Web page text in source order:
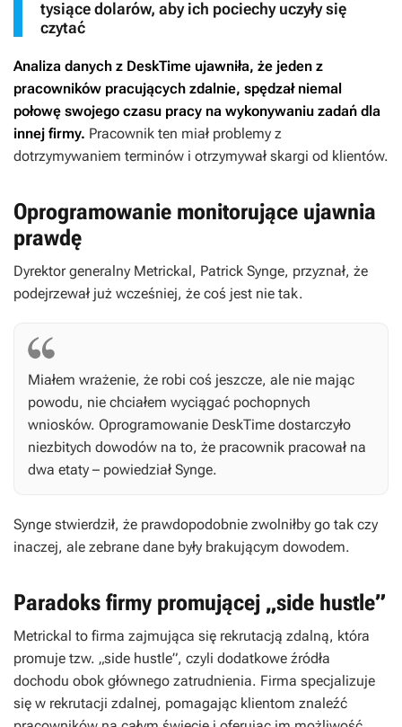
tysiące dolarów, aby ich pociechy uczyły się
czytać
Analiza danych z DeskTime ujawniła, że jeden z
pracowników pracujących zdalnie, spędzał niemal
połowę swojego czasu pracy na wykonywaniu zadań dla
innej firmy. Pracownik ten miał problemy z
dotrzymywaniem terminów i otrzymywał skargi od klientów.
Oprogramowanie monitorujące ujawnia
prawdę
Dyrektor generalny Metrickal, Patrick Synge, przyznał, że
podejrzewał już wcześniej, że coś jest nie tak.
Miałem wrażenie, że robi coś jeszcze, ale nie mając
powodu, nie chciałem wyciągać pochopnych
wniosków. Oprogramowanie DeskTime dostarczyło
niezbitych dowodów na to, że pracownik pracował na
dwa etaty – powiedział Synge.
Synge stwierdził, że prawdopodobnie zwolniłby go tak czy
inaczej, ale zebrane dane były brakującym dowodem.
Paradoks firmy promującej „side hustle”
Metrickal to firma zajmująca się rekrutacją zdalną, która
promuje tzw. „side hustle”, czyli dodatkowe źródła
dochodu obok głównego zatrudnienia. Firma specjalizuje
się w rekrutacji zdalnej, pomagając klientom znaleźć